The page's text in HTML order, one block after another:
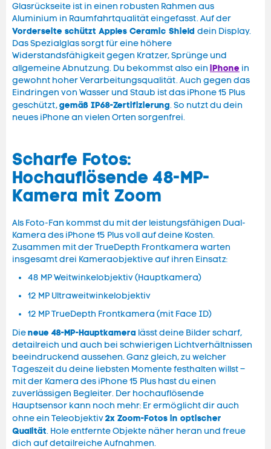
Glasrückseite ist in einen robusten Rahmen aus
Aluminium in Raumfahrtqualität eingefasst. Auf der
Vorderseite schützt Apples Ceramic Shield dein Display.
Das Spezialglas sorgt für eine höhere
Widerstandsfähigkeit gegen Kratzer, Sprünge und
allgemeine Abnutzung. Du bekommst also ein iPhone in
gewohnt hoher Verarbeitungsqualität. Auch gegen das
Eindringen von Wasser und Staub ist das iPhone 15 Plus
geschützt,gemäß IP68-Zertifizierung. So nutzt du dein
neues iPhone an vielen Orten sorgenfrei.
Scharfe Fotos:
Hochauflösende 48-MP-
Kamera mit Zoom
Als Foto-Fan kommst du mit der leistungsfähigen Dual-
Kamera des iPhone 15 Plus voll auf deine Kosten.
Zusammen mit der TrueDepth Frontkamera warten
insgesamt drei Kameraobjektive auf ihren Einsatz:
48 MP Weitwinkelobjektiv (Hauptkamera)
12 MP Ultraweitwinkelobjektiv
12 MP TrueDepth Frontkamera (mit Face ID)
Dieneue 48-MP-Hauptkamera lässt deine Bilder scharf,
detailreich und auch bei schwierigen Lichtverhältnissen
beeindruckend aussehen. Ganz gleich, zu welcher
Tageszeit du deine liebsten Momente festhalten willst –
mit der Kamera des iPhone 15 Plus hast du einen
zuverlässigen Begleiter. Der hochauflösende
Hauptsensor kann noch mehr: Er ermöglicht dir auch
ohne ein Teleobjektiv2x Zoom-Fotos in optischer
Qualität. Hole entfernte Objekte näher heran und freue
dich auf detailreiche Aufnahmen.